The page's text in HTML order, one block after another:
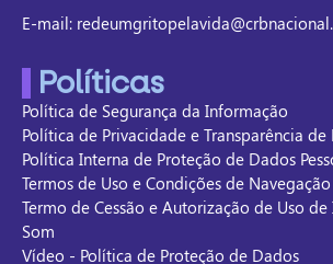
E-mail:
Políticas
Política de Segurança da Informação
Política de Privacidade e Transparência de
Política Interna de Proteção de Dados
Termos de Uso e Condições de Navegação
Termo de Cessão e Autorização de Uso de
Som
Vídeo - Política de Proteção de Dados